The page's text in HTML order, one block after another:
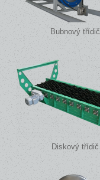
Bubnový třídič
Diskový třídič